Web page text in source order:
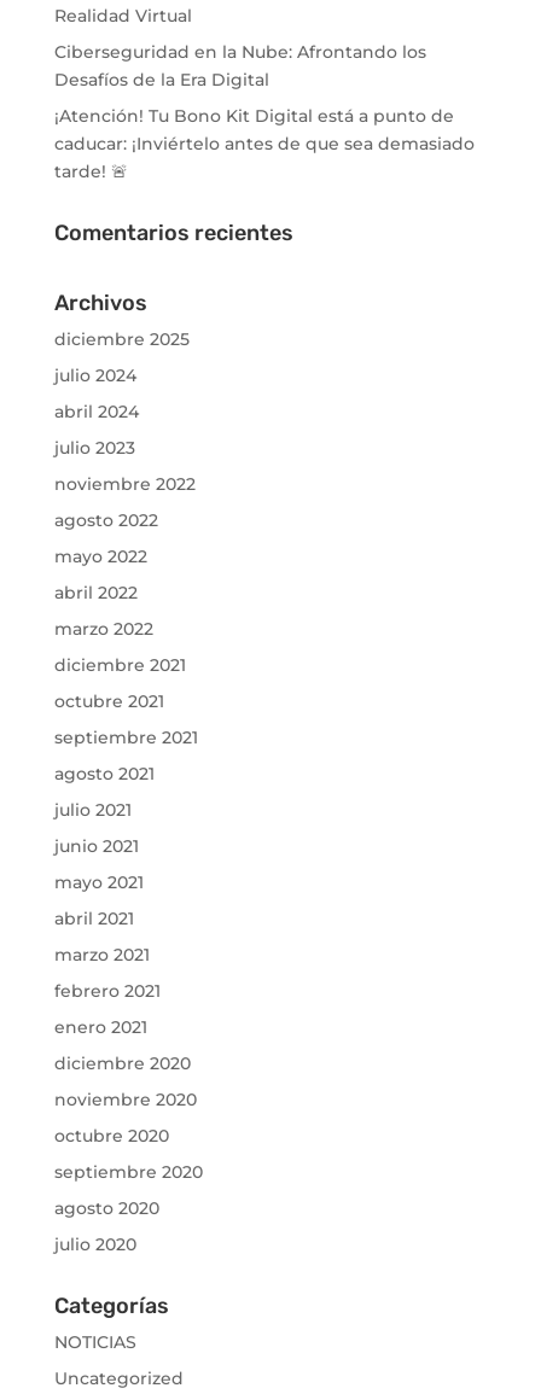
Realidad Virtual
Ciberseguridad en la Nube: Afrontando los
Desafíos de la Era Digital
¡Atención! Tu Bono Kit Digital está a punto de
caducar: ¡Inviértelo antes de que sea demasiado
tarde! 🚨
Comentarios recientes
Archivos
diciembre 2025
julio 2024
abril 2024
julio 2023
noviembre 2022
agosto 2022
mayo 2022
abril 2022
marzo 2022
diciembre 2021
octubre 2021
septiembre 2021
agosto 2021
julio 2021
junio 2021
mayo 2021
abril 2021
marzo 2021
febrero 2021
enero 2021
diciembre 2020
noviembre 2020
octubre 2020
septiembre 2020
agosto 2020
julio 2020
Categorías
NOTICIAS
Uncategorized